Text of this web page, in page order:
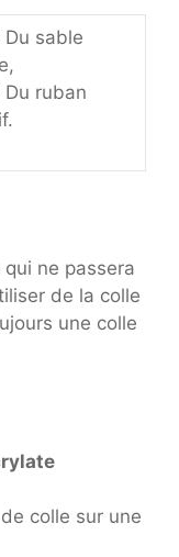
Du sable
Du ruban
qui ne passera
de la colle
une colle
colle sur une